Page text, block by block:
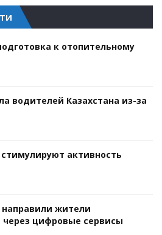
к отопительному
водителей Казахстана из-за
активность
жители
цифровые сервисы